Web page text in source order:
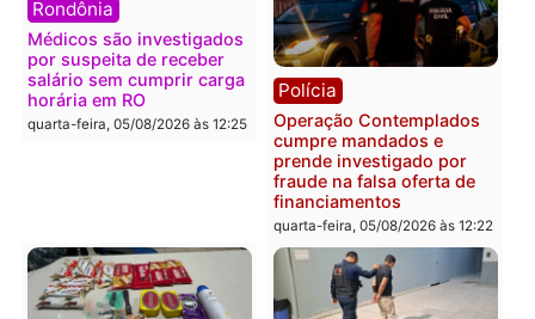
quarta-feira, 05/08/2026 às 12:31 quarta-feira, 05/08/2026 às
Polícia
Com apenas 28% do
Rondônia tem maior déficit
quarta-feira, 05/08/2026 às 12:29
Política
Convenções chegam ao
fim e eleições de 2026
entram na reta decisiva
Rondônia
quarta-feira, 05/08/2026 às